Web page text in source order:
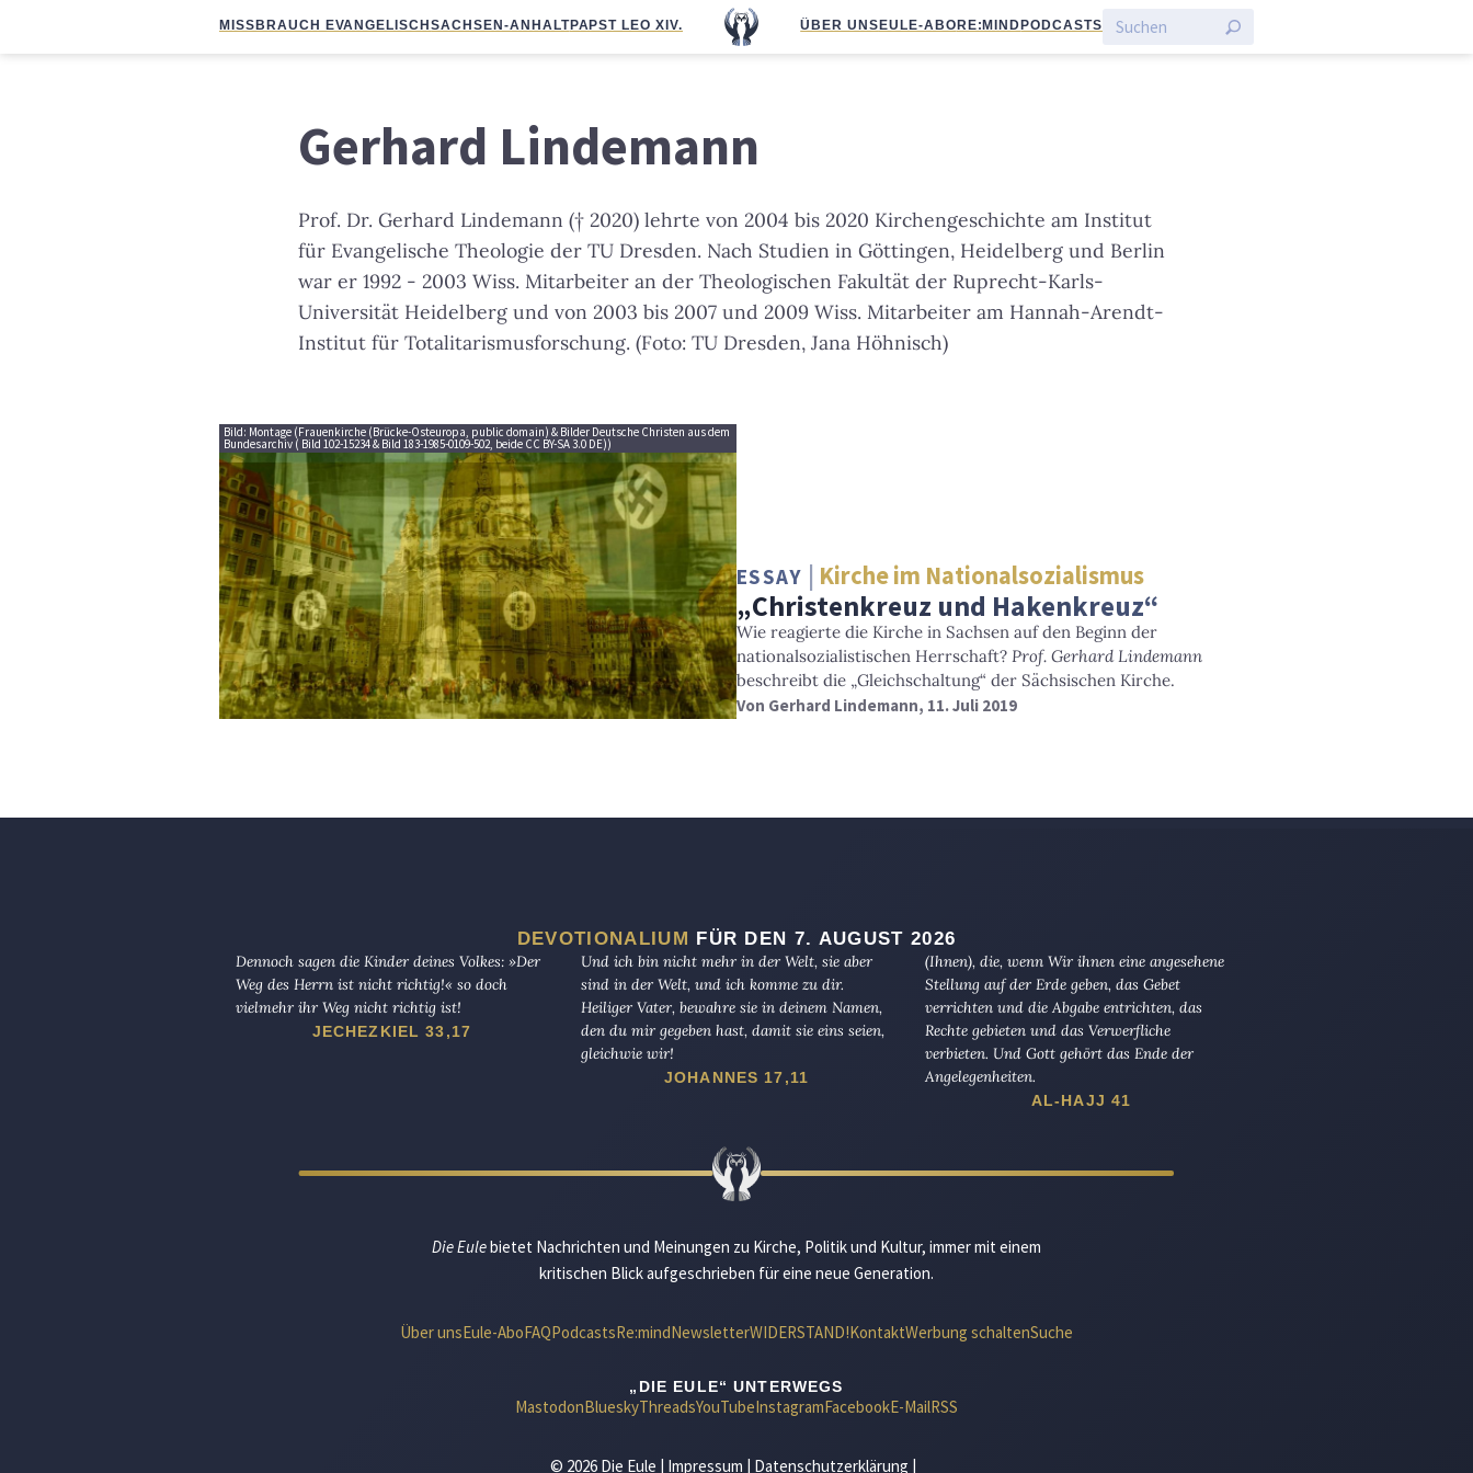
MISSBRAUCH EVANGELISCHSACHSEN-ANHALTPAPST LEO XIV. ÜBER UNS EULE-ABO RE:MIND PODCASTS
Gerhard Lindemann
Prof. Dr. Gerhard Lindemann († 2020) lehrte von 2004 bis 2020 Kirchengeschichte am Institut
für Evangelische Theologie der TU Dresden. Nach Studien in Göttingen, Heidelberg und Berlin
war er 1992 - 2003 Wiss. Mitarbeiter an der Theologischen Fakultät der Ruprecht-Karls-
Universität Heidelberg und von 2003 bis 2007 und 2009 Wiss. Mitarbeiter am Hannah-Arendt-
Institut für Totalitarismusforschung. (Foto: TU Dresden, Jana Höhnisch)
Bild: Montage (Frauenkirche (Brücke-Osteuropa, public domain) & Bilder Deutsche Christen aus dem
Bundesarchiv ( Bild 102-15234 & Bild 183-1985-0109-502, beide CC BY-SA 3.0 DE))
ESSAY Kirche im Nationalsozialismus
„Christenkreuz und Hakenkreuz“
Wie reagierte die Kirche in Sachsen auf den Beginn der
nationalsozialistischen Herrschaft? Prof. Gerhard Lindemann
beschreibt die „Gleichschaltung“ der Sächsischen Kirche.
Von Gerhard Lindemann, 11. Juli 2019
DEVOTIONALIUM FÜR DEN 7. AUGUST 2026
Dennoch sagen die Kinder deines Volkes: »Der
Weg des Herrn ist nicht richtig!« so doch
vielmehr ihr Weg nicht richtig ist!
JECHEZKIEL 33,17
Und ich bin nicht mehr in der Welt, sie aber
sind in der Welt, und ich komme zu dir.
Heiliger Vater, bewahre sie in deinem Namen,
den du mir gegeben hast, damit sie eins seien,
gleichwie wir!
JOHANNES 17,11
(Ihnen), die, wenn Wir ihnen eine angesehene
Stellung auf der Erde geben, das Gebet
verrichten und die Abgabe entrichten, das
Rechte gebieten und das Verwerfliche
verbieten. Und Gott gehört das Ende der
Angelegenheiten.
AL-HAJJ 41
Die Eulebietet Nachrichten und Meinungen zu Kirche, Politik und Kultur, immer mit einem
kritischen Blick aufgeschrieben für eine neue Generation.
Über unsEule-AboFAQPodcastsRe:mindNewsletterWIDERSTAND!KontaktWerbung schaltenSuche
„DIE EULE“ UNTERWEGS
MastodonBlueskyThreadsYouTubeInstagramFacebookE-MailRSS
© 2026 Die Eule | Impressum | Datenschutzerklärung |